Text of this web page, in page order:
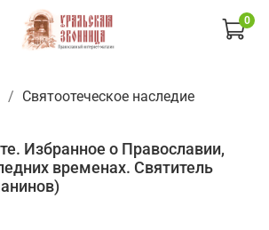
0
Святоотеческое наследие
Избранное о Православии,
временах. Святитель